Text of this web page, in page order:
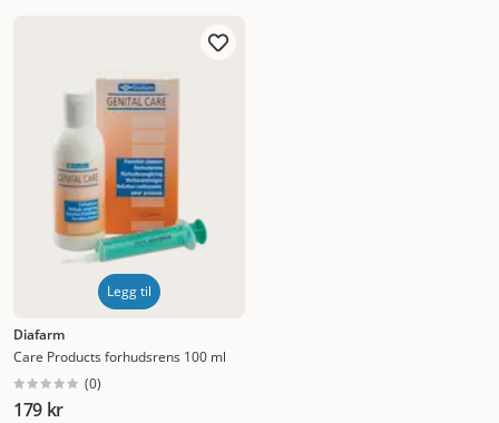
Høyest pris
Lavest pris
Tilbud
Legg til
Diafarm
Care Products forhudsrens 100 ml
(0)
179 kr